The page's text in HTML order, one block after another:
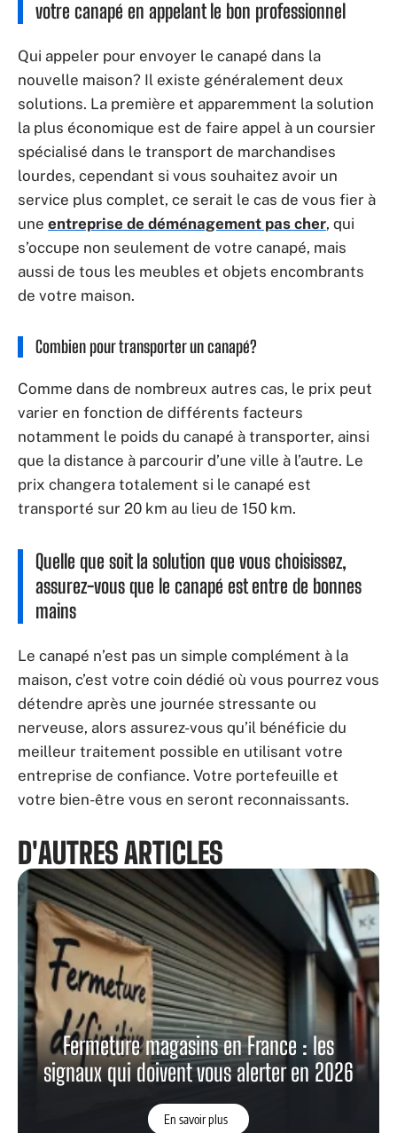
votre canapé en appelant le bon professionnel
Qui appeler pour envoyer le canapé dans la
nouvelle maison? Il existe généralement deux
solutions. La première et apparemment la solution
la plus économique est de faire appel à un coursier
spécialisé dans le transport de marchandises
lourdes, cependant si vous souhaitez avoir un
service plus complet, ce serait le cas de vous fier à
une entreprise de déménagement pas cher, qui
s’occupe non seulement de votre canapé, mais
aussi de tous les meubles et objets encombrants
de votre maison.
Combien pour transporter un canapé?
Comme dans de nombreux autres cas, le prix peut
varier en fonction de différents facteurs
notamment le poids du canapé à transporter, ainsi
que la distance à parcourir d’une ville à l’autre. Le
prix changera totalement si le canapé est
transporté sur 20 km au lieu de 150 km.
Quelle que soit la solution que vous choisissez,
assurez-vous que le canapé est entre de bonnes
mains
Le canapé n’est pas un simple complément à la
maison, c’est votre coin dédié où vous pourrez vous
détendre après une journée stressante ou
nerveuse, alors assurez-vous qu’il bénéficie du
meilleur traitement possible en utilisant votre
entreprise de confiance. Votre portefeuille et
votre bien-être vous en seront reconnaissants.
D'AUTRES ARTICLES
Fermeture magasins en France : les
signaux qui doivent vous alerter en 2026
En savoir plus